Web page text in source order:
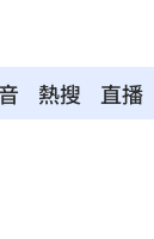
熱搜 直播